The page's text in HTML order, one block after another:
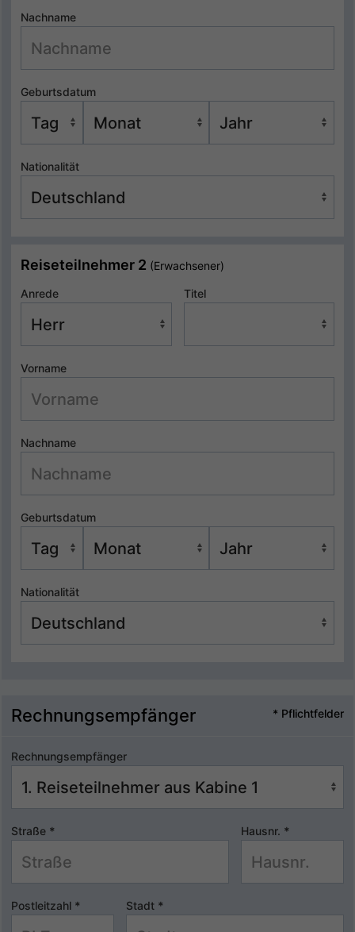
Nachname
Geburtsdatum
Nationalität
Reiseteilnehmer 2 (Erwachsener)
Anrede Titel
Vorname
Nachname
Geburtsdatum
Nationalität
Rechnungsempfänger * Pflichtfelder
Rechnungsempfänger
Straße * Hausnr. *
Postleitzahl * Stadt *